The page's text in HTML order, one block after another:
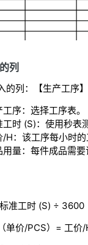
列
的列：【生产工序
工序：选择工序表。
工时 (S)：使用秒表
/H：该工序每小时的
用量：每件成品需
标准工时 (S) ÷ 3600
单价/PCS）= 工价